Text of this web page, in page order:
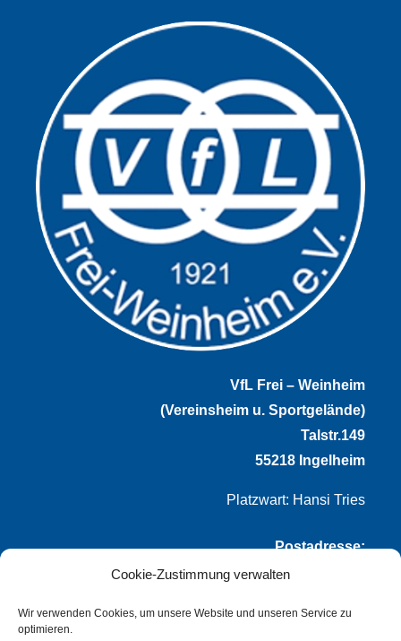
Cookie-Zustimmung verwalten
Wir verwenden Cookies, um unsere Website und unseren Service zu
optimieren.
VfL Frei – Weinheim
(Vereinsheim u. Sportgelände)
Talstr.149
55218 Ingelheim
Platzwart: Hansi Tries
Postadresse:
VfL Frei-Weinheim 1921 e.V.
Thomas Winternheimer